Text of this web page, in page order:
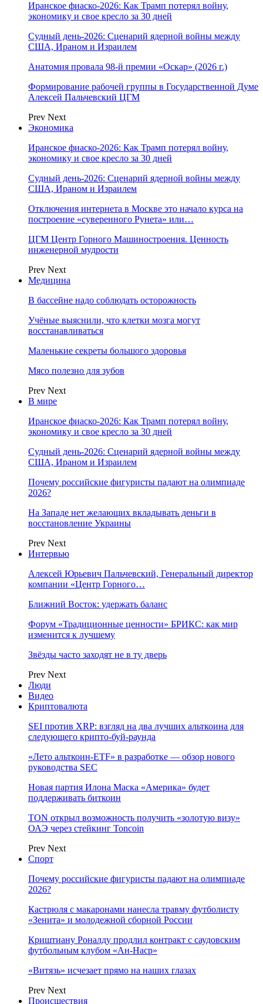
Иранское фиаско-2026: Как Трамп потерял войну,
экономику и свое кресло за 30 дней
Судный день-2026: Сценарий ядерной войны между
США, Ираном и Израилем
Анатомия провала 98-й премии «Оскар» (2026 г.)
Формирование рабочей группы в Государственной Думе
Алексей Пальчевский ЦГМ
Prev Next
Экономика
Иранское фиаско-2026: Как Трамп потерял войну,
экономику и свое кресло за 30 дней
Судный день-2026: Сценарий ядерной войны между
США, Ираном и Израилем
Отключения интернета в Москве это начало курса на
построение «суверенного Рунета» или…
ЦГМ Центр Горного Машиностроения. Ценность
инженерной мудрости
Prev Next
Медицина
В бассейне надо соблюдать осторожность
Учёные выяснили, что клетки мозга могут
восстанавливаться
Маленькие секреты большого здоровья
Мясо полезно для зубов
Prev Next
В мире
Иранское фиаско-2026: Как Трамп потерял войну,
экономику и свое кресло за 30 дней
Судный день-2026: Сценарий ядерной войны между
США, Ираном и Израилем
Почему российские фигуристы падают на олимпиаде
2026?
На Западе нет желающих вкладывать деньги в
восстановление Украины
Prev Next
Интервью
Алексей Юрьевич Пальчевский, Генеральный директор
компании «Центр Горного…
Ближний Восток: удержать баланс
Форум «Традиционные ценности» БРИКС: как мир
изменится к лучшему
Звёзды часто заходят не в ту дверь
Prev Next
Люди
Видео
Криптовалюта
SEI против XRP: взгляд на два лучших альткоина для
следующего крипто-буй-раунда
«Лето альткоин-ETF» в разработке — обзор нового
руководства SEC
Новая партия Илона Маска «Америка» будет
поддерживать биткоин
TON открыл возможность получить «золотую визу»
ОАЭ через стейкинг Toncoin
Prev Next
Спорт
Почему российские фигуристы падают на олимпиаде
2026?
Кастрюля с макаронами нанесла травму футболисту
«Зенита» и молодежной сборной России
Криштиану Роналду продлил контракт с саудовским
футбольным клубом «Ан-Наср»
«Витязь» исчезает прямо на наших глазах
Prev Next
Происшествия